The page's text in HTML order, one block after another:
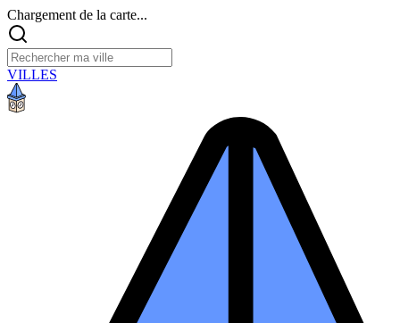
Chargement de la carte...
VILLES